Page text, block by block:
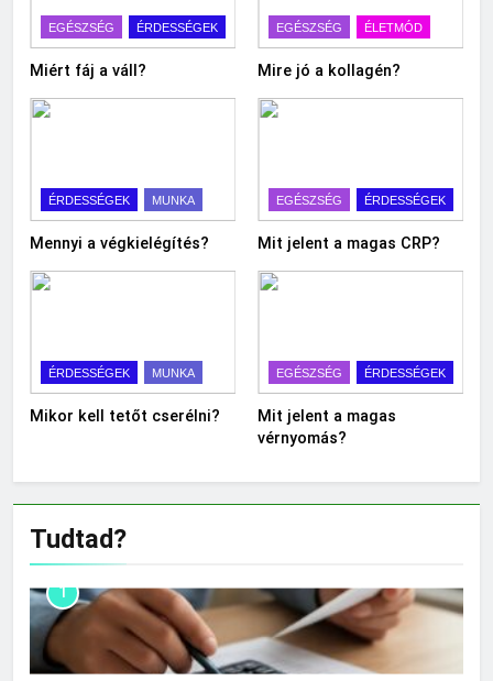
EGÉSZSÉG ÉRDESSÉGEK
Miért fáj a váll?
EGÉSZSÉG ÉLETMÓD
Mire jó a kollagén?
ÉRDESSÉGEK MUNKA
Mennyi a végkielégítés?
EGÉSZSÉG ÉRDESSÉGEK
Mit jelent a magas CRP?
ÉRDESSÉGEK MUNKA
Mikor kell tetőt cserélni?
EGÉSZSÉG ÉRDESSÉGEK
Mit jelent a magas
vérnyomás?
Tudtad?
1